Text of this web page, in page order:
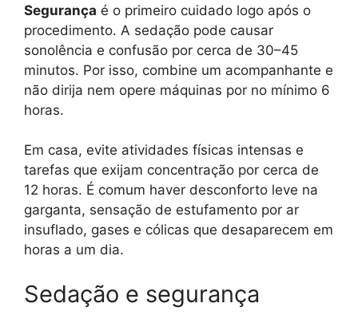
Segurança é o primeiro cuidado logo após o
procedimento. A sedação pode causar
sonolência e confusão por cerca de 30–45
minutos. Por isso, combine um acompanhante e
não dirija nem opere máquinas por no mínimo 6
horas.
Em casa, evite atividades físicas intensas e
tarefas que exijam concentração por cerca de
12 horas. É comum haver desconforto leve na
garganta, sensação de estufamento por ar
insuflado, gases e cólicas que desaparecem em
horas a um dia.
Sedação e segurança